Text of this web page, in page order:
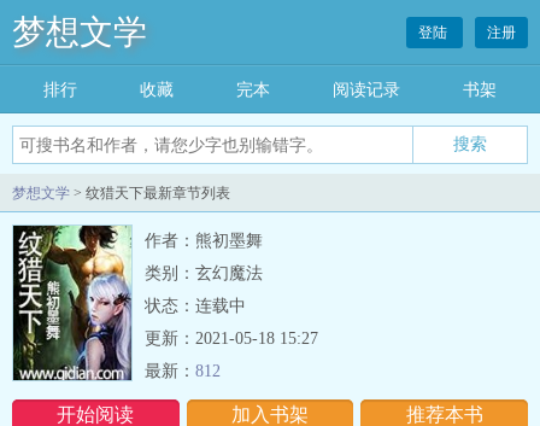
梦想文学 登陆 注册
排行 收藏 完本 阅读记录 书架
梦想文学 > 纹猎天下最新章节列表
作者：熊初墨舞
类别：玄幻魔法
状态：连载中
开始阅读 加入书架 推荐本书
更新：2021-05-18 15:27
最新： 812